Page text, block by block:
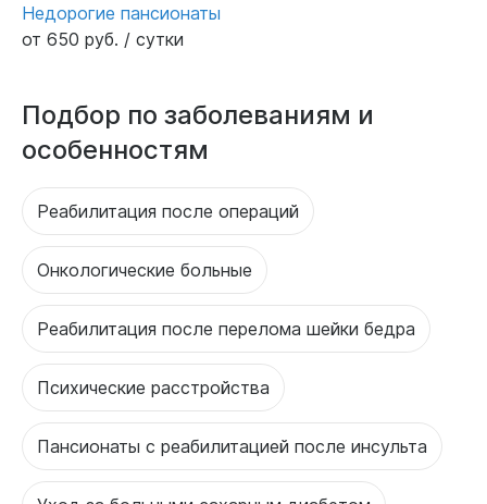
Недорогие пансионаты
от 650 руб. / сутки
Подбор по заболеваниям и
особенностям
Реабилитация после операций
Онкологические больные
Реабилитация после перелома шейки бедра
Психические расстройства
Пансионаты с реабилитацией после инсульта